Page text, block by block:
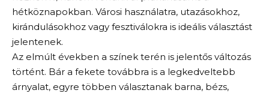
hétköznapokban. Városi használatra, utazásokhoz,
kirándulásokhoz vagy fesztiválokra is ideális választást
jelentenek.
Az elmúlt években a színek terén is jelentős változás
történt. Bár a fekete továbbra is a legkedveltebb
árnyalat, egyre többen választanak barna, bézs,